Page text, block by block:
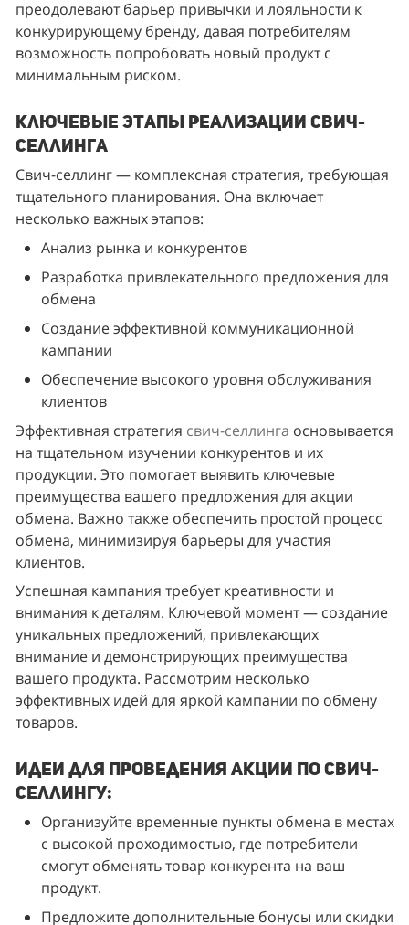
преодолевают барьер привычки и лояльности к
конкурирующему бренду, давая потребителям
возможность попробовать новый продукт с
минимальным риском.
Ключевые этапы реализации свич-
селлинга
Свич-селлинг — комплексная стратегия, требующая
тщательного планирования. Она включает
несколько важных этапов:
Анализ рынка и конкурентов
Разработка привлекательного предложения для
обмена
Создание эффективной коммуникационной
кампании
Обеспечение высокого уровня обслуживания
клиентов
Эффективная стратегия свич-селлинга основывается
на тщательном изучении конкурентов и их
продукции. Это помогает выявить ключевые
преимущества вашего предложения для акции
обмена. Важно также обеспечить простой процесс
обмена, минимизируя барьеры для участия
клиентов.
Успешная кампания требует креативности и
внимания к деталям. Ключевой момент — создание
уникальных предложений, привлекающих
внимание и демонстрирующих преимущества
вашего продукта. Рассмотрим несколько
эффективных идей для яркой кампании по обмену
товаров.
Идеи для проведения акции по свич-
селлингу:
Организуйте временные пункты обмена в местах
с высокой проходимостью, где потребители
смогут обменять товар конкурента на ваш
продукт.
Предложите дополнительные бонусы или скидки